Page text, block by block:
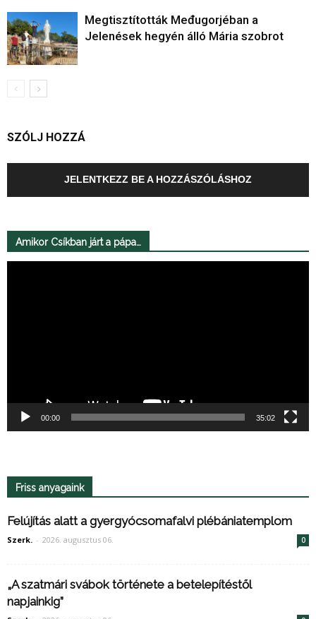
Megtisztították Međugorjéban a
Jelenések hegyén álló Mária szobrot
SZÓLJ HOZZÁ
JELENTKEZZ BE A HOZZÁSZÓLÁSHOZ
Amikor Csíkban járt a pápa…
00:00 35:02
Friss anyagaink
Felújítás alatt a gyergyócsomafalvi plébániatemplom
Szerk. - 2026. augusztus 06. 0
„A szatmári svábok története a betelepítéstől
napjainkig”